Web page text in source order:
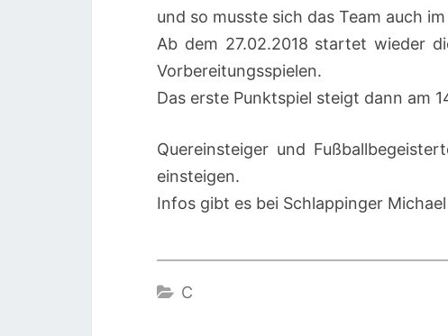
und so musste sich das Team auch
Ab dem 27.02.2018 startet wieder
Vorbereitungsspielen.
Das erste Punktspiel steigt dann am
Quereinsteiger und
einsteigen.
Infos gibt es bei Schlappinger
C